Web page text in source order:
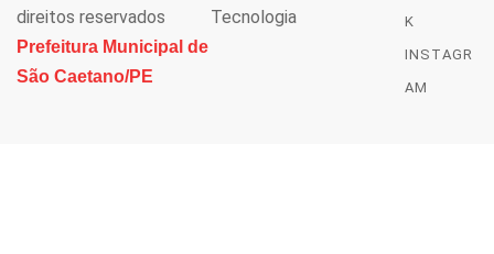
direitos reservados
Prefeitura Municipal de
São Caetano/PE
Tecnologia
K
INSTAGR
AM